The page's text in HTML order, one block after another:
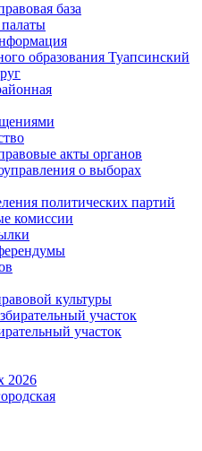
база
палаты
образования Туапсинский
акты органов
о выборах
политических партий
комиссии
культуры
участок
участок
2026